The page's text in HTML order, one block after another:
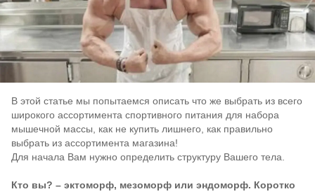
В этой статье мы попытаемся описать что же выбрать из всего
широкого ассортимента спортивного питания для набора
мышечной массы, как не купить лишнего, как правильно
выбрать из ассортимента магазина!
Для начала Вам нужно определить структуру Вашего тела.
Кто вы? – эктоморф, мезоморф или эндоморф. Коротко